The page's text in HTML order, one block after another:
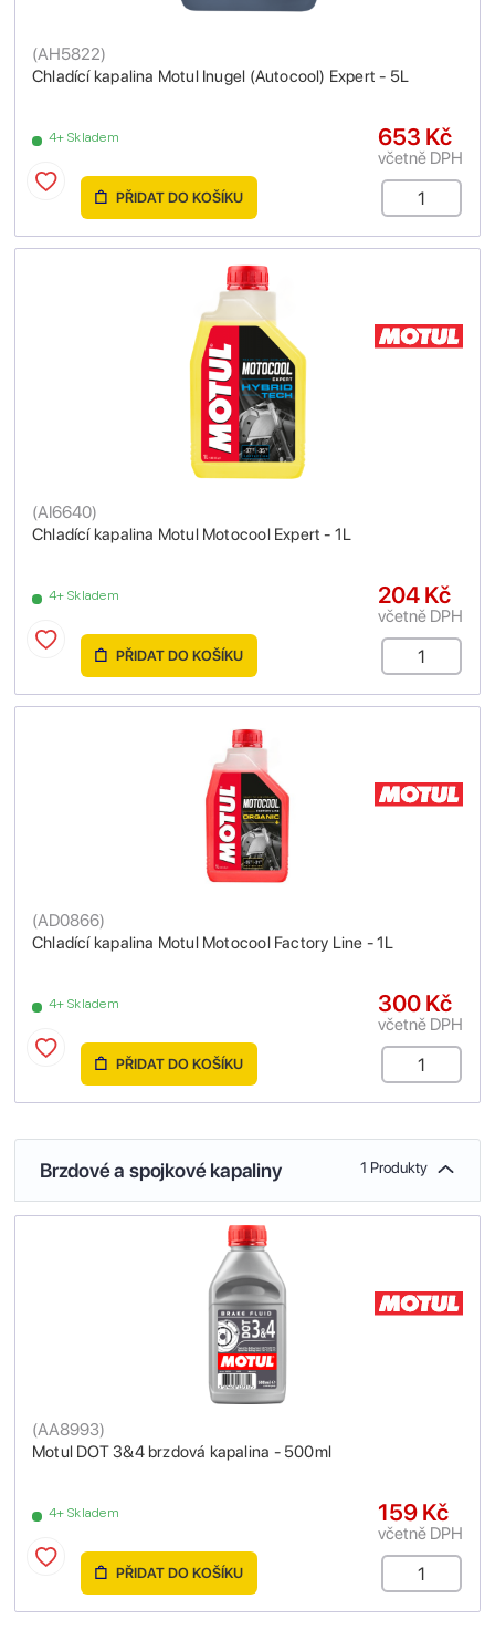
Chladící kapalina Motul Inugel (Autocool) Expert - 5L
(AH5822)
4+ Skladem 653 Kč
včetně DPH
PŘIDAT DO KOŠÍKU
Chladící kapalina Motul Motocool Expert - 1L
(AI6640)
4+ Skladem 204 Kč
včetně DPH
PŘIDAT DO KOŠÍKU
Chladící kapalina Motul Motocool Factory Line - 1L
(AD0866)
4+ Skladem 300 Kč
včetně DPH
PŘIDAT DO KOŠÍKU
Brzdové a spojkové kapaliny 1 Produkty
Motul DOT 3&4 brzdová kapalina - 500ml
(AA8993)
4+ Skladem 159 Kč
včetně DPH
PŘIDAT DO KOŠÍKU